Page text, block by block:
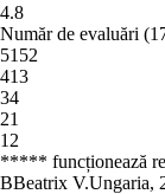
4.8
Număr de evaluări (
5152
413
34
21
1 2
***** funcționează
BBeatrix V.Ungaria,